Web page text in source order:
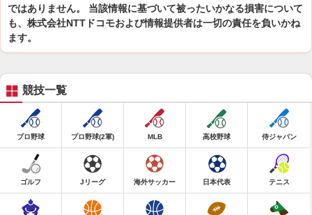
ではありません。 当該情報に基づいて被ったいかなる損害について
も、株式会社NTTドコモおよび情報提供者は一切の責任を負いかね
ます。
競技一覧
プロ野球 プロ野球(2軍) MLB 高校野球 侍ジャパン
ゴルフ Jリーグ 海外サッカー 日本代表 テニス